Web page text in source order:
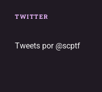
TWITTER
Tweets por @scptf